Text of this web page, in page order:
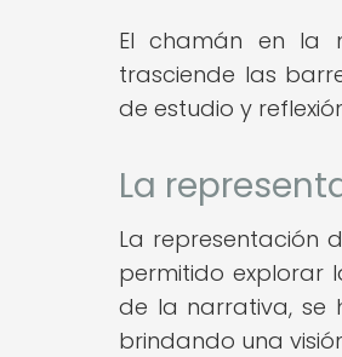
El chamán en la
trasciende las
de estudio y
La
La representación
permitido explorar
de la narrativa, se
brindando una